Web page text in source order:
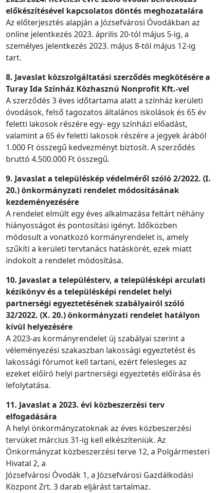
előkészítésével kapcsolatos döntés meghozatalára
Az előterjesztés alapján a Józsefvárosi Óvodákban az
online jelentkezés 2023. április 20-tól május 5-ig, a
személyes jelentkezés 2023. május 8-tól május 12-ig
tart.
8. Javaslat közszolgáltatási szerződés megkötésére a
Turay Ida Színház Közhasznú Nonprofit Kft.-vel
A szerződés 3 éves időtartama alatt a színház kerületi
óvodások, felső tagozatos általános iskolások és 65 év
feletti lakosok részére egy- egy színházi előadást,
valamint a 65 év feletti lakosok részére a jegyek árából
1.000 Ft összegű kedvezményt biztosít. A szerződés
bruttó 4.500.000 Ft összegű.
9. Javaslat a településkép védelméről szóló 2/2022. (I.
20.) önkormányzati rendelet módosításának
kezdeményezésére
A rendelet elmúlt egy éves alkalmazása feltárt néhány
hiányosságot és pontosítási igényt. Időközben
módosult a vonatkozó kormányrendelet is, amely
szűkíti a kerületi tervtanács hatáskörét, ezek miatt
indokolt a rendelet módosítása.
10. Javaslat a településterv, a településképi arculati
kézikönyv és a településképi rendelet helyi
partnerségi egyeztetésének szabályairól szóló
32/2022. (X. 20.) önkormányzati rendelet hatályon
kívül helyezésére
A 2023-as kormányrendelet új szabályai szerint a
véleményezési szakaszban lakossági egyeztetést és
lakossági fórumot kell tartani, ezért felesleges az
ezeket előíró helyi partnerségi egyeztetés előírása és
lefolytatása.
11. Javaslat a 2023. évi közbeszerzési terv
elfogadására
A helyi önkormányzatoknak az éves közbeszerzési
tervüket március 31-ig kell elkészíteniük. Az
Önkormányzat közbeszerzési terve 12, a Polgármesteri
Hivatal 2, a
Józsefvárosi Óvodák 1, a Józsefvárosi Gazdálkodási
Központ Zrt. 3 darab eljárást tartalmaz.